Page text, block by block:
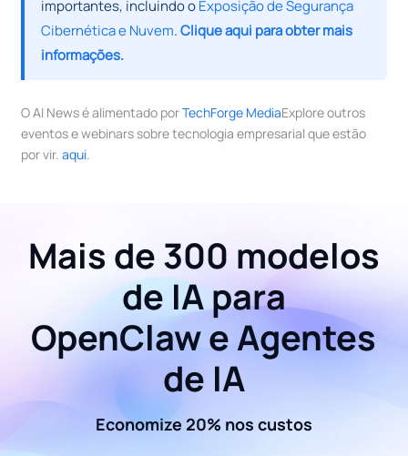
importantes, incluindo oExposição de Segurança
Cibernética e Nuvem.Clique aqui para obter mais
informações.
O AI News é alimentado porTechForge MediaExplore outros
eventos e webinars sobre tecnologia empresarial que estão
por vir. aqui.
Mais de 300 modelos
de IA para
OpenClaw e Agentes
de IA
Economize 20% nos custos